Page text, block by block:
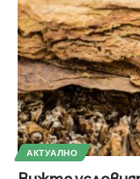
АКТУАЛНО